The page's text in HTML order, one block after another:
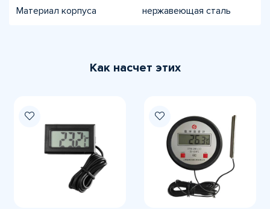
Материал корпуса нержавеющая сталь
Как насчет этих